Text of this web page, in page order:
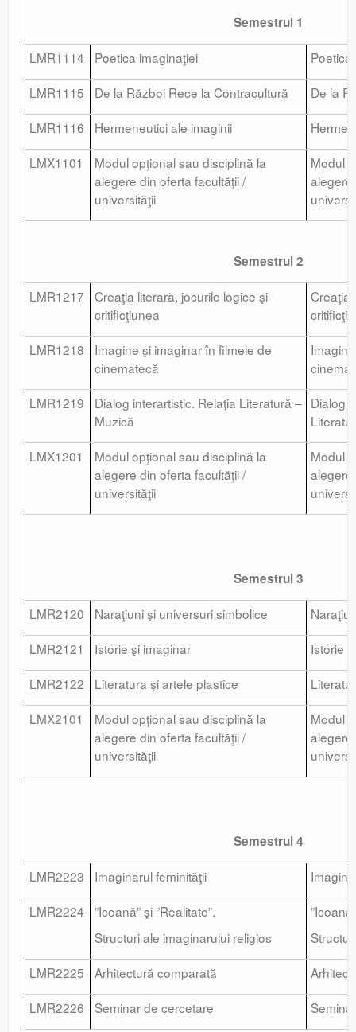
Semestrul 1
LMR1114
Poetica imaginaţiei
Poetica
LMR1115
De la Război Rece la Contracultură
De la
LMR1116
Hermeneutici ale imaginii
LMX1101
Modul opţional sau disciplină la
alegere din oferta facultăţii /
universităţii
Modul
alegere
Semestrul 2
LMR1217
Creaţia literară, jocurile logice şi
critificţiunea
Creaţia
LMR1218
Imagine şi imaginar în filmele de
cinematecă
LMR1219
Dialog interartistic. Relaţia Literatură –
Muzică
Dialog
LMX1201
Modul opţional sau disciplină la
alegere din oferta facultăţii /
universităţii
Modul
alegere
Semestrul 3
LMR2120
Naraţiuni şi universuri simbolice
LMR2121
Istorie şi imaginar
Istorie
LMR2122
Literatura şi artele plastice
LMX2101
Modul opţional sau disciplină la
alegere din oferta facultăţii /
universităţii
Modul
alegere
Semestrul 4
LMR2223
Imaginarul feminităţii
LMR2224
”Icoană” şi ”Realitate”.
Structuri ale imaginarului religios
LMR2225
Arhitectură comparată
LMR2226
Seminar de cercetare